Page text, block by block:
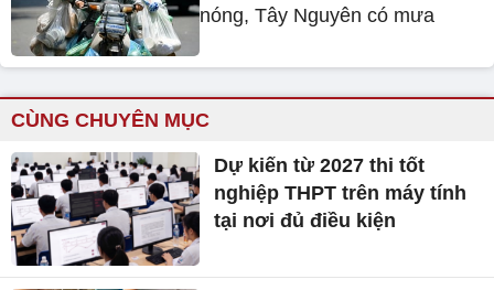
nóng, Tây Nguyên có mưa
CÙNG CHUYÊN MỤC
Dự kiến từ 2027 thi tốt
nghiệp THPT trên máy tính
tại nơi đủ điều kiện